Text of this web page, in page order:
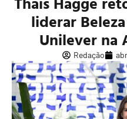
liderar
Unilever na
Redação